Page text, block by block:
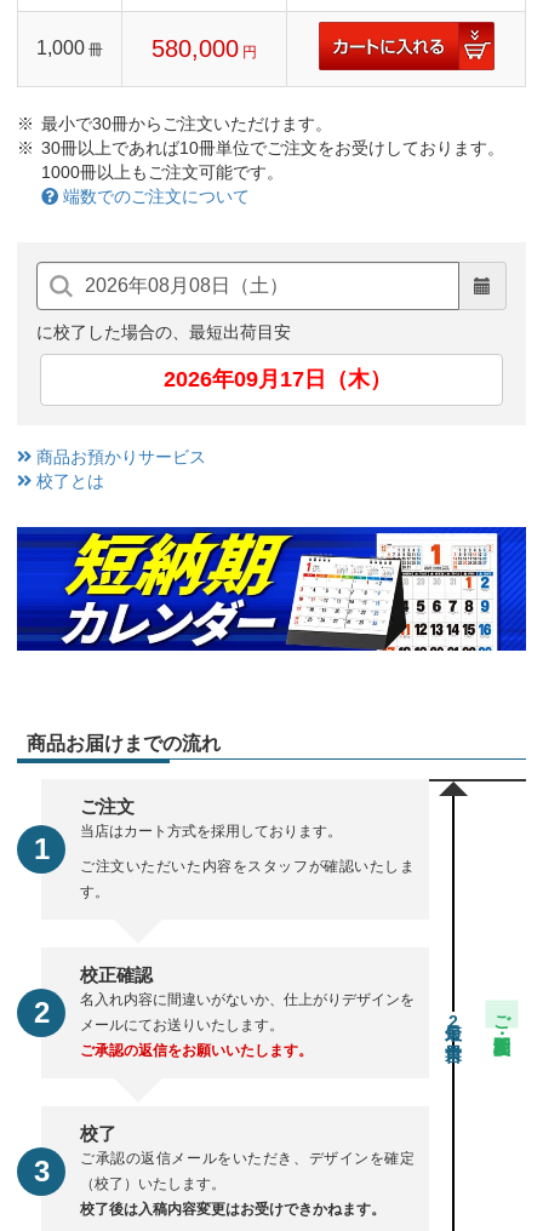
1,000 冊 580,000 円
最小で30冊からご注文いただけます。
30冊以上であれば10冊単位でご注文をお受けしております。
1000冊以上もご注文可能です。
端数でのご注文について
に校了した場合の、最短出荷目安
2026年09月17日（木）
商品お預かりサービス
校了とは
商品お届けまでの流れ
ご注文
当店はカート方式を採用しております。
ご注文いただいた内容をスタッフが確認いたしま
す。
校正確認
名入れ内容に間違いがないか、仕上がりデザインを
メールにてお送りいたします。
ご承認の返信をお願いいたします。
校了
ご承認の返信メールをいただき、デザインを確定
（校了）いたします。
校了後は入稿内容変更はお受けできかねます。
2 ご注文・校正期間